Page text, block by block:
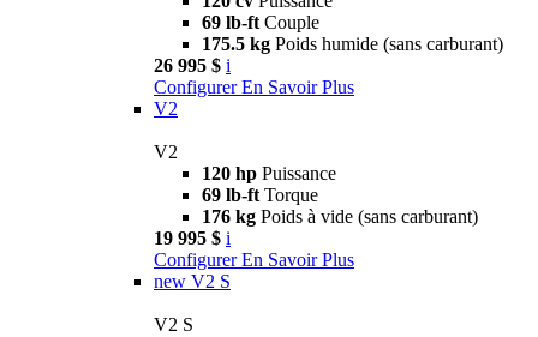
69 lb-ft Couple
175.5 kg Poids humide (sans carburant)
26 995 $ i
Configurer En Savoir Plus
V2
V2
120 hp Puissance
69 lb-ft Torque
176 kg Poids à vide (sans carburant)
19 995 $ i
Configurer En Savoir Plus
new V2 S
V2 S